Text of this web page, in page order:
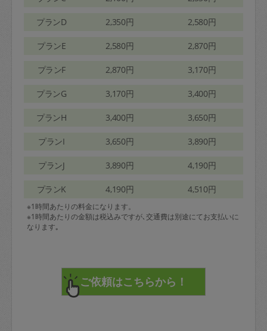
プランD 2,350円 2,580円
プランE 2,580円 2,870円
プランF 2,870円 3,170円
プランG 3,170円 3,400円
プランH 3,400円 3,650円
プランI 3,650円 3,890円
プランJ 3,890円 4,190円
プランK 4,190円 4,510円
※1時間あたりの料金になります。
※1時間あたりの金額は税込みですが､交通費は別途にてお支払いに
なります｡